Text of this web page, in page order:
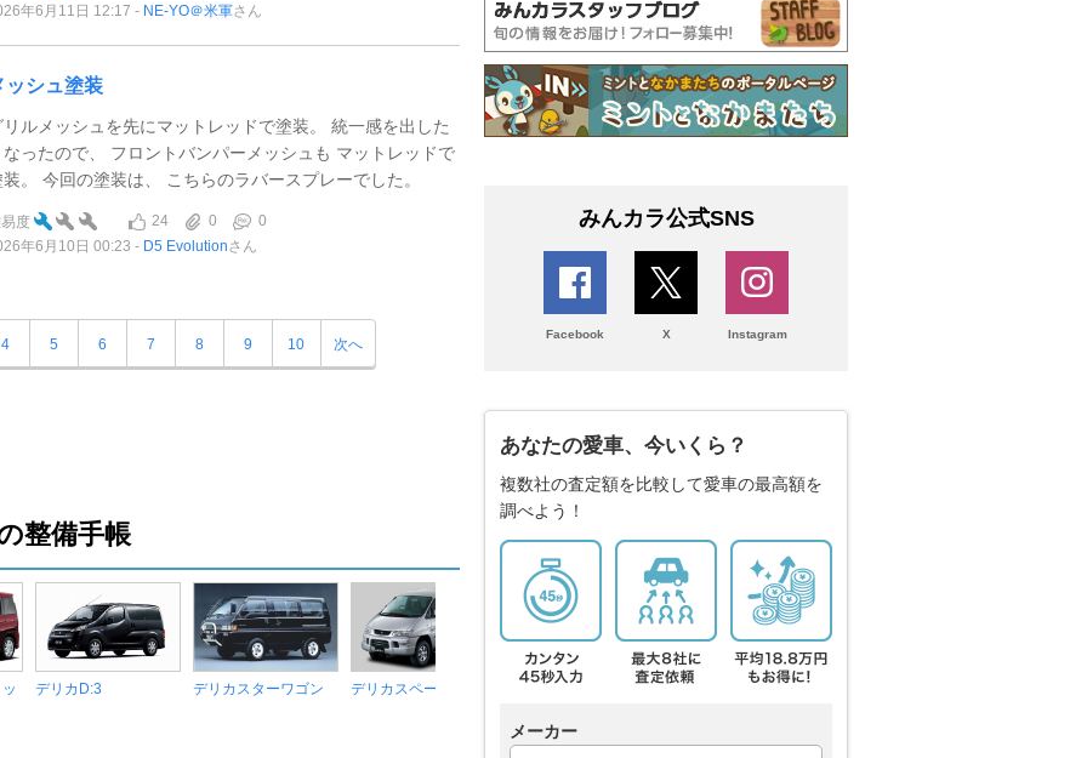
年6月11日 12:17
NE-YO＠米軍さん
ッシュ塗装
リルメッシュを先にマットレッドで塗装。 統一感を出した
なったので、 フロントバンパーメッシュも マットレッドで
装。 今回の塗装は、 こちらのラバースプレーでした。
度 24 0
0
年6月10日 00:23
D5 Evolutionさん
4 5 6 7 8 9 10 次へ
整備手帳
デリカD:3 デリカスターワゴン デリカスペースギア
みんカラ公式SNS
Facebook X Instagram
あなたの愛車、今いくら？
複数社の査定額を比較して愛車の最高額を
調べよう！
メーカー